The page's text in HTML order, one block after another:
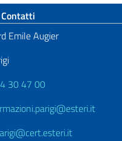
footer
Emile Augier
30 47 00